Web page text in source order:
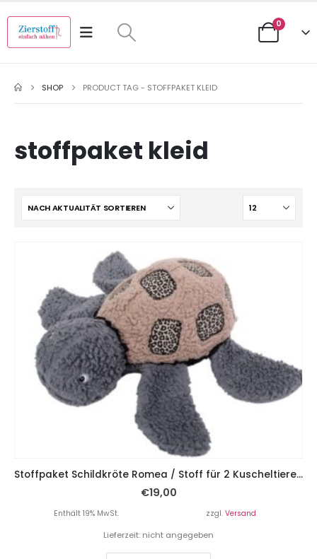
0
SHOP PRODUCT TAG - STOFFPAKET KLEID
stoffpaket kleid
Stoffpaket Schildkröte Romea / Stoff für 2 Kuscheltiere – Leo Braun Grau
€19,00
Enthält 19% MwSt. zzgl. Versand
Lieferzeit: nicht angegeben